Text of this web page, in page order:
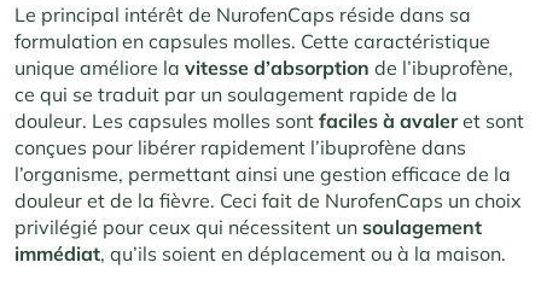
Le principal intérêt de NurofenCaps réside dans sa
formulation en capsules molles. Cette caractéristique
unique améliore la vitesse d’absorption de l’ibuprofène,
ce qui se traduit par un soulagement rapide de la
douleur. Les capsules molles sont faciles à avaleret sont
conçues pour libérer rapidement l’ibuprofène dans
l’organisme, permettant ainsi une gestion efficace de la
douleur et de la fièvre. Ceci fait de NurofenCaps un choix
privilégié pour ceux qui nécessitent un soulagement
immédiat, qu’ils soient en déplacement ou à la maison.